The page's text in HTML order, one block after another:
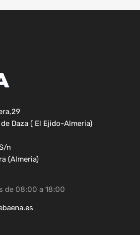
Daza ( El Ejido-Almeria)
n
(Almeria)
de 08:00 a 18:00